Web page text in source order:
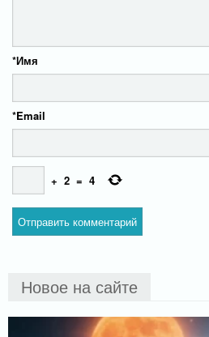
Имя
*
Email
*
+ 2 = 4
Новое на сайте